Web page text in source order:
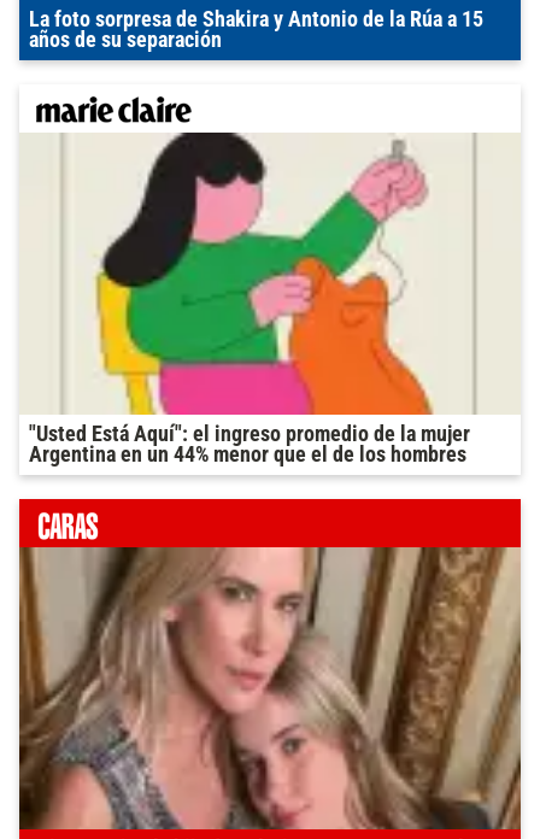
La foto sorpresa de Shakira y Antonio de la Rúa a 15
años de su separación
"Usted Está Aquí": el ingreso promedio de la mujer
Argentina en un 44% menor que el de los hombres